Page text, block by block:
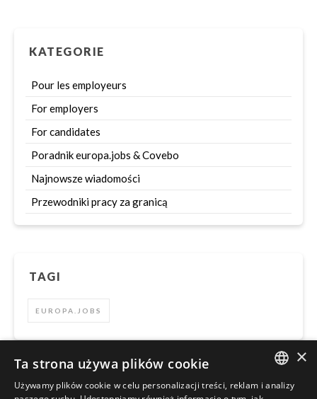
KATEGORIE
Pour les employeurs
For employers
For candidates
Poradnik europa.jobs & Covebo
Najnowsze wiadomości
Przewodniki pracy za granicą
TAGI
EUROPA.JOBS
Szukaj
×
Ta strona używa plików cookie
Używamy plików cookie w celu personalizacji treści, reklam i analizy